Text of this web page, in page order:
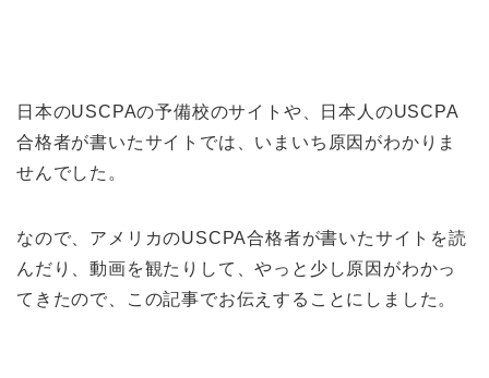
日本のUSCPAの予備校のサイトや、日本人のUSCPA
合格者が書いたサイトでは、いまいち原因がわかりま
せんでした。
なので、アメリカのUSCPA合格者が書いたサイトを読
んだり、動画を観たりして、やっと少し原因がわかっ
てきたので、この記事でお伝えすることにしました。